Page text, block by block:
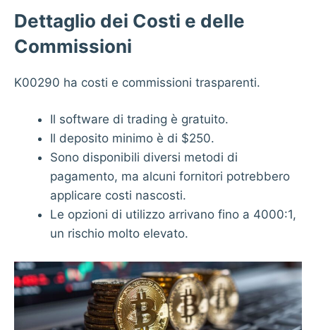
Dettaglio dei Costi e delle
Commissioni
K00290 ha costi e commissioni trasparenti.
Il software di trading è gratuito.
Il deposito minimo è di $250.
Sono disponibili diversi metodi di
pagamento, ma alcuni fornitori potrebbero
applicare costi nascosti.
Le opzioni di utilizzo arrivano fino a 4000:1,
un rischio molto elevato.